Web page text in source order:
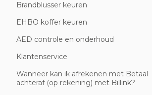
Brandblusser keuren
EHBO koffer keuren
AED controle en onderhoud
Klantenservice
Wanneer kan ik afrekenen met Betaal
achteraf (op rekening) met Billink?